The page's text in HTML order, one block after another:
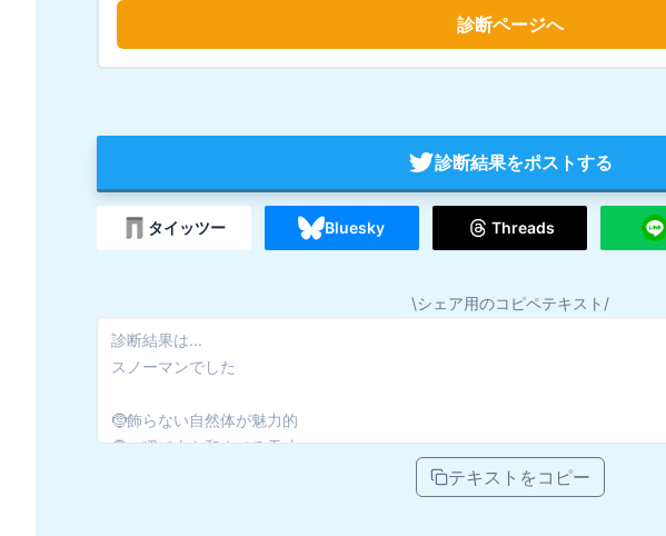
診断ページへ
診断結果をポストする
タイッツー Bluesky Threads
\シェア用のコピペテキスト/
テキストをコピー